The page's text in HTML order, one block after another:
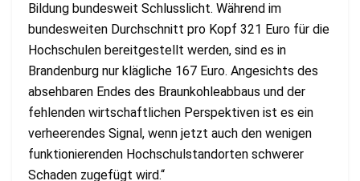
Bildung bundesweit Schlusslicht. Während im
bundesweiten Durchschnitt pro Kopf 321 Euro für die
Hochschulen bereitgestellt werden, sind es in
Brandenburg nur klägliche 167 Euro. Angesichts des
absehbaren Endes des Braunkohleabbaus und der
fehlenden wirtschaftlichen Perspektiven ist es ein
verheerendes Signal, wenn jetzt auch den wenigen
funktionierenden Hochschulstandorten schwerer
Schaden zugefügt wird.“